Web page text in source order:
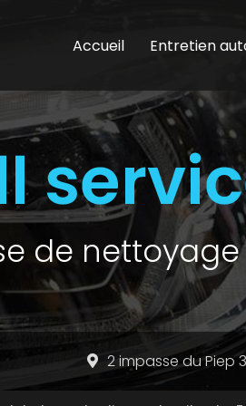
Accueil
Entretien
de
2 impasse du Piep